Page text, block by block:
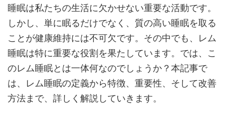
睡眠は私たちの生活に欠かせない重要な活動です。
しかし、単に眠るだけでなく、質の高い睡眠を取る
ことが健康維持には不可欠です。その中でも、レム
睡眠は特に重要な役割を果たしています。では、こ
のレム睡眠とは一体何なのでしょうか？本記事で
は、レム睡眠の定義から特徴、重要性、そして改善
方法まで、詳しく解説していきます。